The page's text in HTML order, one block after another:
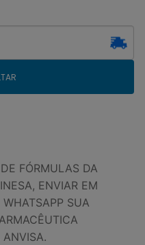
FÓRMULAS DA
ENVIAR EM
SUA
ANVISA.